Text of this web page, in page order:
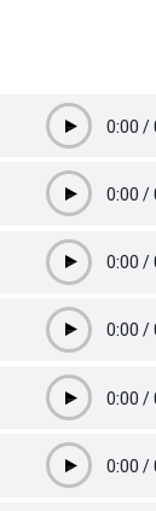
Play0:00 /
Play0:00 /
Play0:00 /
Play0:00 /
Play0:00 /
Play0:00 /